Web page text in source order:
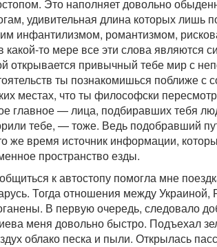
Это наполняет довольно
удивительная длина которых лишь
инфантилизмом, романтизмом,
какой-то мере все эти слова
открывается привычный тебе мир с
ты познакомишься поближе
местах, что ты философски
главное — лица, подбиравших тебя
тебе, — тоже. Ведь подобравший
же время источник информации,
пространство езды.
к автостопу помогла мне
Тогда отношения между
В первую очередь, следовало
меня довольно быстро. Подъехал
облако песка и пыли. Открылась